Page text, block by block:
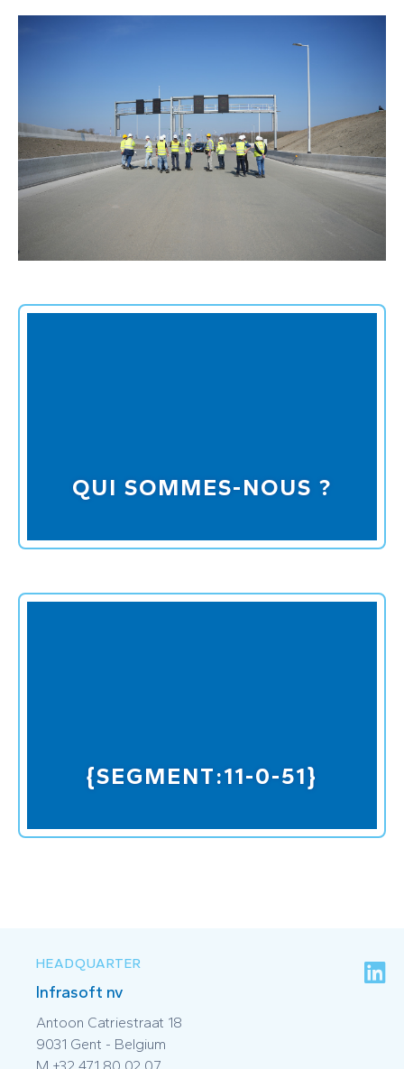
QUI SOMMES-NOUS ?
{SEGMENT:11-0-51}
HEADQUARTER
Infrasoft nv
Antoon Catriestraat 18
9031 Gent - Belgium